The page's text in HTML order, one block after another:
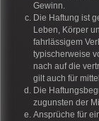
Gewinn.
Die Haftung ist
Leben, Körper
fahrlässigem
typischerweise
nach auf die
gilt auch für
Die
zugunsten der
Ansprüche für